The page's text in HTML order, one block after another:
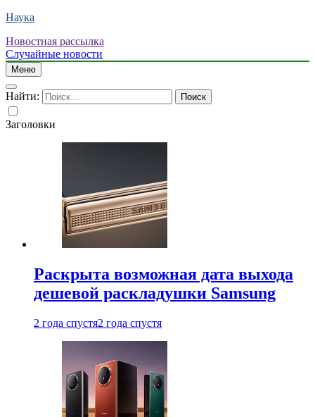
Наука
Новостная рассылка
Случайные новости
Меню
Найти:
Заголовки
Раскрыта возможная дата выхода
дешевой раскладушки Samsung
2 года спустя2 года спустя